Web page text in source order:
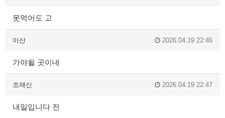
못먹어도 고
이산 2026.04.19 22:46
가야될 곳이네
조재신 2026.04.19 22:47
내일입니다 전